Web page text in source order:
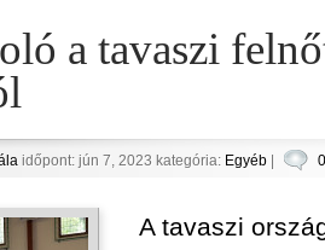
a tavaszi
időpont: jún 7, 2023 kategória: Egyéb|
A tavaszi